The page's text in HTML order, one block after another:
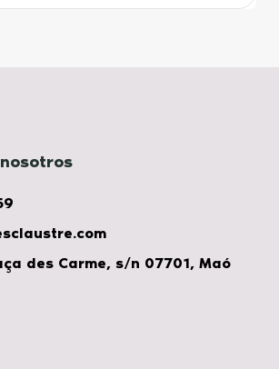
des Carme, s/n 07701, Maó